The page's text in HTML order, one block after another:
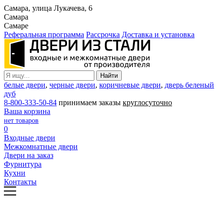
Самара, улица Лукачева, 6
Самара
Самаре
Реферальная программа Рассрочка Доставка и установка
белые двери, черные двери, коричневые двери, дверь беленый
дуб
8-800-333-50-84 принимаем заказы круглосуточно
Ваша корзина
нет товаров
0
Входные двери
Межкомнатные двери
Двери на заказ
Фурнитура
Кухни
Контакты